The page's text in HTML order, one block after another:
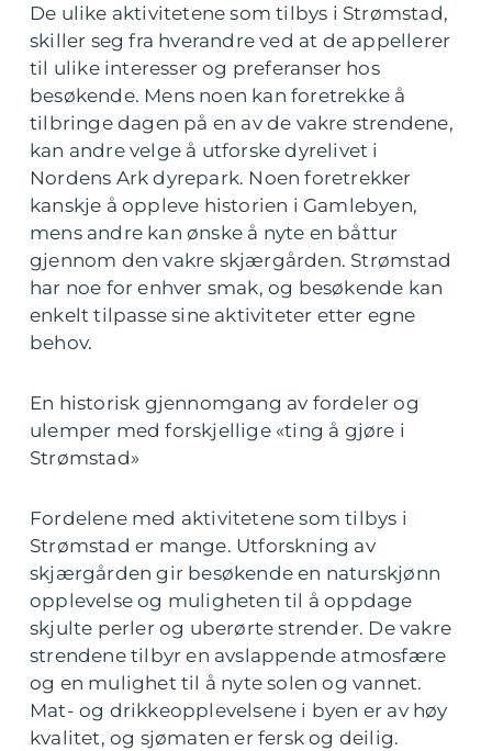
De ulike aktivitetene som tilbys i Strømstad,
skiller seg fra hverandre ved at de appellerer
til ulike interesser og preferanser hos
besøkende. Mens noen kan foretrekke å
tilbringe dagen på en av de vakre strendene,
kan andre velge å utforske dyrelivet i
Nordens Ark dyrepark. Noen foretrekker
kanskje å oppleve historien i Gamlebyen,
mens andre kan ønske å nyte en båttur
gjennom den vakre skjærgården. Strømstad
har noe for enhver smak, og besøkende kan
enkelt tilpasse sine aktiviteter etter egne
behov.
En historisk gjennomgang av fordeler og
ulemper med forskjellige «ting å gjøre i
Strømstad»
Fordelene med aktivitetene som tilbys i
Strømstad er mange. Utforskning av
skjærgården gir besøkende en naturskjønn
opplevelse og muligheten til å oppdage
skjulte perler og uberørte strender. De vakre
strendene tilbyr en avslappende atmosfære
og en mulighet til å nyte solen og vannet.
Mat- og drikkeopplevelsene i byen er av høy
kvalitet, og sjømaten er fersk og deilig.